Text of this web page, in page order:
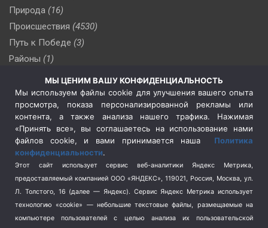
Природа (16)
Происшествия (4530)
Путь к Победе (3)
Районы (1)
(510)
Сельское хозяйство (3)
Социальная политика
(3)
Спецоперация в Украине
Спецоперация на Украине
(404)
Спорт (740)
Терроризм (1)
Транспорт (262)
Туризм (178)
МЫ ЦЕНИМ ВАШУ КОНФИДЕНЦИАЛЬНОСТЬ
Мы используем файлы cookie для улучшения вашего опыта
просмотра, показа персонализированной рекламы или
контента, а также анализа нашего трафика. Нажимая
«Принять все», вы соглашаетесь на использование нами
файлов cookie, и вами принимается наша Политика
конфиденциальности.
Этот сайт использует сервис веб-аналитики Яндекс Метрика,
предоставляемый компанией ООО «ЯНДЕКС», 119021, Россия, Москва, ул.
Л. Толстого, 16 (далее — Яндекс). Сервис Яндекс Метрика использует
технологию «cookie» — небольшие текстовые файлы, размещаемые на
компьютере пользователей с целью анализа их пользовательской